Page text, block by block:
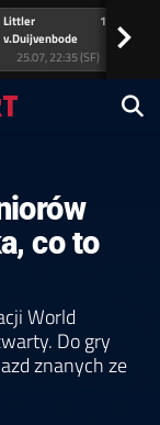
Littler
v.Duijvenbode
17
25.07, 22:35 (SF)
>
co to
World
Do gry
znanych ze